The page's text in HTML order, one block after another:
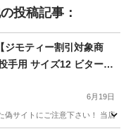
投稿記事：
モティー割引対象商
手用 サイズ12 ビターオ
6月19日
イトにご注意下さい！ 当店の